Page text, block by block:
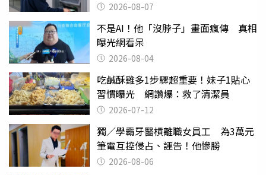
2026-08-07
不是AI！他「沒脖子」畫面瘋傳 真相
曝光網看呆
2026-08-04
吃鹹酥雞多1步驟超重要！妹子1貼心
習慣曝光 網讚爆：救了清潔員
2026-07-12
獨／學霸牙醫槓離職女員工 為3萬元
筆電互控侵占、誣告！他慘勝
2026-08-06